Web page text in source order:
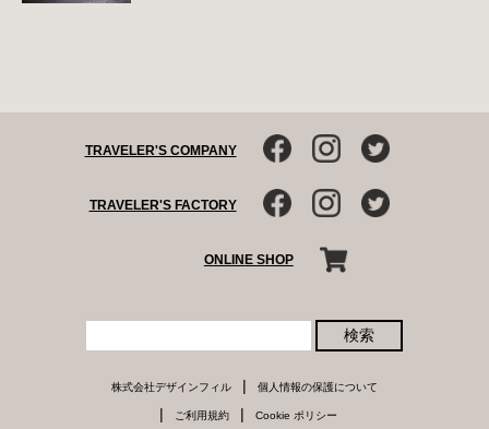
TRAVELER'S COMPANY
TRAVELER'S FACTORY
ONLINE SHOP
検索
株式会社デザインフィル | 個人情報の保護について
| ご利用規約 | Cookie ポリシー